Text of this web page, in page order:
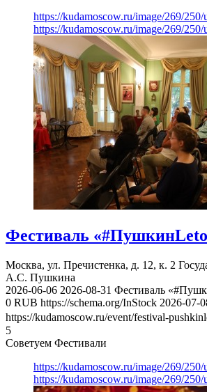
https://kudamoscow.ru/image/269/
https://kudamoscow.ru/image/269/
Фестиваль
Москва, ул. Пречистенка, д. 12, к. 2
А.С. Пушкина
2026-06-06 2026-08-31 Фестиваль
0 RUB https://schema.org/InStock 2026-07-
https://kudamoscow.ru/event/festival-
5
Советуем Фестивали
https://kudamoscow.ru/image/269/
https://kudamoscow.ru/image/269/